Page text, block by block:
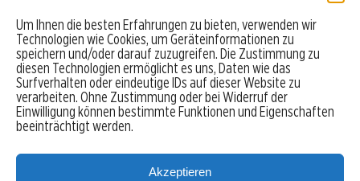
Um Ihnen die besten Erfahrungen zu bieten, verwenden wir
Technologien wie Cookies, um Geräteinformationen zu
speichern und/oder darauf zuzugreifen. Die Zustimmung zu
diesen Technologien ermöglicht es uns, Daten wie das
Surfverhalten oder eindeutige IDs auf dieser Website zu
verarbeiten. Ohne Zustimmung oder bei Widerruf der
Einwilligung können bestimmte Funktionen und Eigenschaften
beeinträchtigt werden.
Akzeptieren
Robo-Advisor vergleichen
Depotvergleich
Festgeld vergleichen
Tagesgeld vergleichen